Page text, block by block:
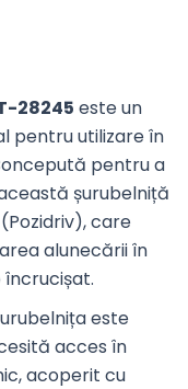
28245 este un
pentru utilizare în
pentru a
șurubelniță
care
alunecării în
încrucișat.
este
acces în
acoperit cu